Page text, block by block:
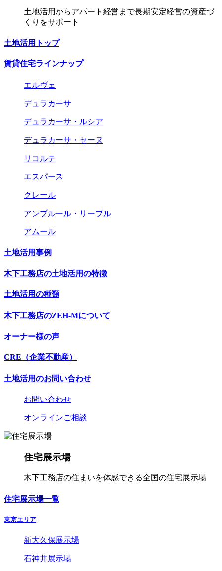
土地活用からアパート経営まで長期安定経営の資産づ
くりをサポート
土地活用トップ
賃貸住宅ラインナップ
エルヴェ
デュラカーサ
デュラカーサ・ルシア
デュラカーサ・セーヌ
リコルテ
エスパース
クレール
アンプルール・リーブル
アムール
土地活用事例
木下工務店の土地活用の特徴
土地活用の種類
木下工務店のZEH-Mについて
オーナー様の声
CRE（企業不動産）
土地活用のお問い合わせ
お問い合わせ
オンラインご相談
住宅展示場
木下工務店の住まいを体感できる全国の住宅展示場
住宅展示場一覧
東京エリア
新大久保展示場
石神井展示場